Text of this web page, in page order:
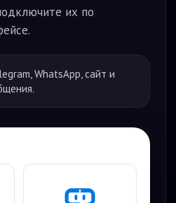
их по
WhatsApp, сайт и